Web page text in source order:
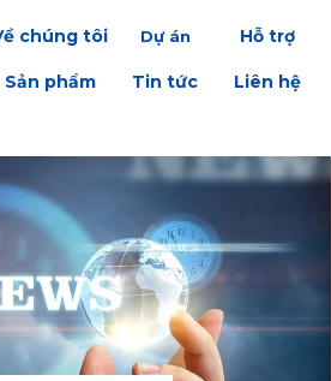
chúng tôi
Sản phẩm
Dự án
Tin tức Liên hệ
Hỗ trợ